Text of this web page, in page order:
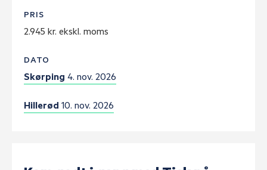
PRIS
2.945 kr. ekskl. moms
DATO
Skørping 4. nov. 2026
Hillerød 10. nov. 2026